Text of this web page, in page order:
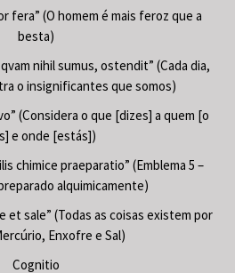
fera” (O homem é mais feroz que a
besta)
nihil sumus, ostendit” (Cada dia,
o insignificantes que somos)
(Considera o que [dizes] a quem [o
e onde [estás])
chimice praeparatio” (Emblema 5 –
alquimicamente)
et sale” (Todas as coisas existem por
Enxofre e Sal)
Cognitio